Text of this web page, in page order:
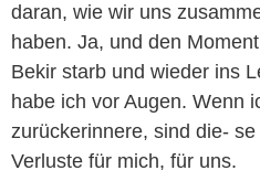
daran, wie wir uns
haben. Ja, und den
Bekir starb und wieder ins
habe ich vor Augen. Wenn
zurückerinnere, sind die-
Verluste für mich, für uns.